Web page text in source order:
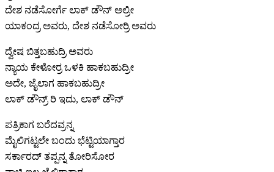
ದೇಶ ನಡೆಸೋರ್ಗೆ ಲಾಕ್ ಡೌನ್ ಅಲ್ರೀ
ಯಾಕಂದ್ರ ಅವರು, ದೇಶ ನಡೆಸೋರ್ರಿ ಅವರು
ದ್ವೇಷ ಬಿತ್ತಬಹುದ್ರಿ ಅವರು
ನ್ಯಾಯ ಕೇಳೋರ್ರ ಒಳಕಿ ಹಾಕಬಹುದ್ರೀ
ಅದೇ, ಜೈಲಾಗ ಹಾಕಬಹುದ್ರೀ
ಲಾಕ್ ಡೌನ್ರ್ ರಿ ಇದು, ಲಾಕ್ ಡೌನ್
ಪತ್ರಿಕಾಗ ಬರೆದವ್ರನ್ನ
ಮೈಲಿಗಟ್ಟಲೇ ಬಂದು ಭೆಟ್ಟಿಯಾಗ್ತಾರ
ಸರ್ಕಾರದ್ ತಪ್ಪನ್ನ ತೋರಿಸೋರ